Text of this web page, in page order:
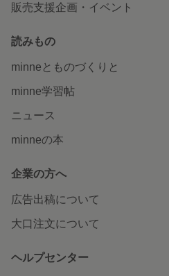
販売支援企画・イベント
読みもの
minneとものづくりと
minne学習帖
ニュース
minneの本
企業の方へ
広告出稿について
大口注文について
ヘルプセンター